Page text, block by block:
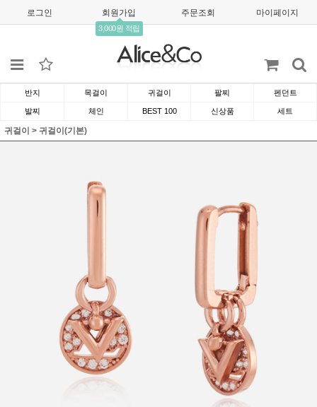
로그인 회원가입
3,000원 적립
주문조회 마이페이지
반지 목걸이 귀걸이 팔찌 펜던트
발찌 체인 BEST 100 신상품 세트
귀걸이 > 귀걸이(기본)